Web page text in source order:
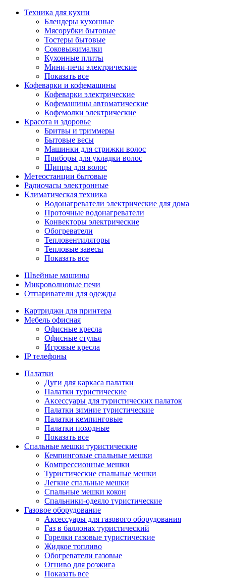
Техника для кухни
Блендеры кухонные
Мясорубки бытовые
Тостеры бытовые
Соковыжималки
Кухонные плиты
Мини-печи электрические
Показать все
Кофеварки и кофемашины
Кофеварки электрические
Кофемашины автоматические
Кофемолки электрические
Красота и здоровье
Бритвы и триммеры
Бытовые весы
Машинки для стрижки волос
Приборы для укладки волос
Щипцы для волос
Метеостанции бытовые
Радиочасы электронные
Климатическая техника
Водонагреватели электрические для дома
Проточные водонагреватели
Конвекторы электрические
Обогреватели
Тепловентиляторы
Тепловые завесы
Показать все
Швейные машины
Микроволновые печи
Отпариватели для одежды
Картриджи для принтера
Мебель офисная
Офисные кресла
Офисные стулья
Игровые кресла
IP телефоны
Палатки
Дуги для каркаса палатки
Палатки туристические
Аксессуары для туристических палаток
Палатки зимние туристические
Палатки кемпинговые
Палатки походные
Показать все
Спальные мешки туристические
Кемпинговые спальные мешки
Компрессионные мешки
Туристические спальные мешки
Легкие спальные мешки
Спальные мешки кокон
Спальники-одеяло туристические
Газовое оборудование
Аксессуары для газового оборудования
Газ в баллонах туристический
Горелки газовые туристические
Жидкое топливо
Обогреватели газовые
Огниво для розжига
Показать все